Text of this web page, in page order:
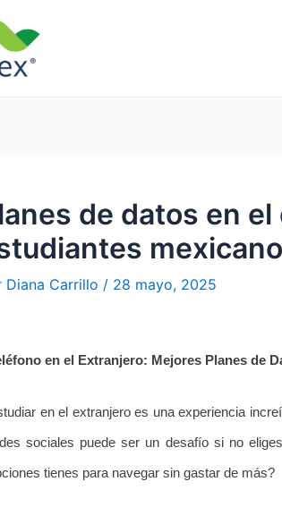
de datos en
Diana Carrillo / 28 mayo, 2025
en el Extranjero: Mejores Planes de
en el extranjero es una experiencia
sociales puede ser un desafío si no
tienes para navegar sin gastar de más?